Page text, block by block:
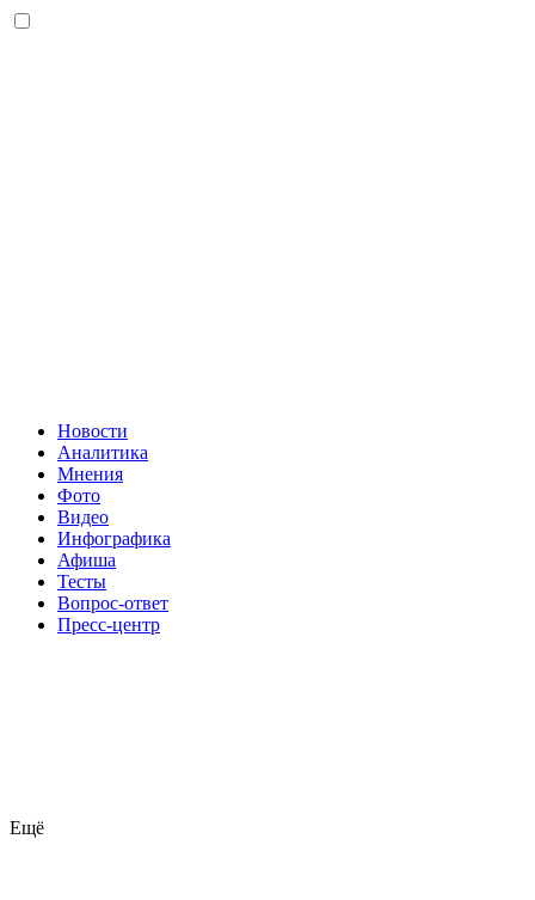
Новости
Аналитика
Мнения
Фото
Видео
Инфографика
Афиша
Тесты
Вопрос-ответ
Пресс-центр
Ещё